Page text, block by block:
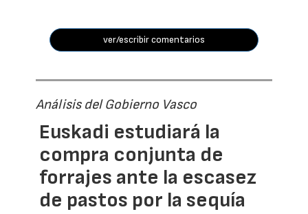
ver/escribir comentarios
Análisis del Gobierno Vasco
Euskadi estudiará la
compra conjunta de
forrajes ante la escasez
de pastos por la sequía